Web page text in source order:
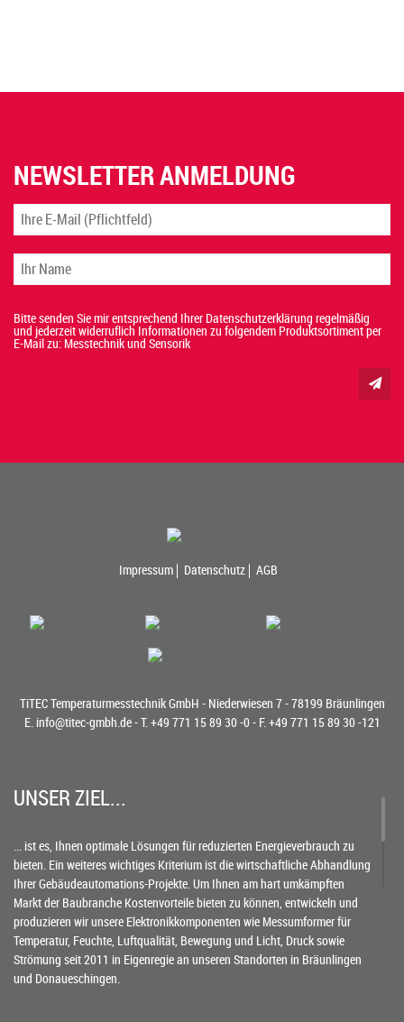
NEWSLETTER ANMELDUNG
Bitte senden Sie mir entsprechend Ihrer Datenschutzerklärung regelmäßig
und jederzeit widerruflich Informationen zu folgendem Produktsortiment per
E-Mail zu: Messtechnik und Sensorik
Impressum Datenschutz AGB
TiTEC Temperaturmesstechnik GmbH - Niederwiesen 7 - 78199 Bräunlingen
E. info@titec-gmbh.de- T. +49 771 15 89 30 -0- F. +49 771 15 89 30 -121
UNSER ZIEL...
... ist es, Ihnen optimale Lösungen für reduzierten Energieverbrauch zu
bieten. Ein weiteres wichtiges Kriterium ist die wirtschaftliche Abhandlung
Ihrer Gebäudeautomations-Projekte. Um Ihnen am hart umkämpften
Markt der Baubranche Kostenvorteile bieten zu können, entwickeln und
produzieren wir unsere Elektronikkomponenten wie Messumformer für
Temperatur, Feuchte, Luftqualität, Bewegung und Licht, Druck sowie
Strömung seit 2011 in Eigenregie an unseren Standorten in Bräunlingen
und Donaueschingen.